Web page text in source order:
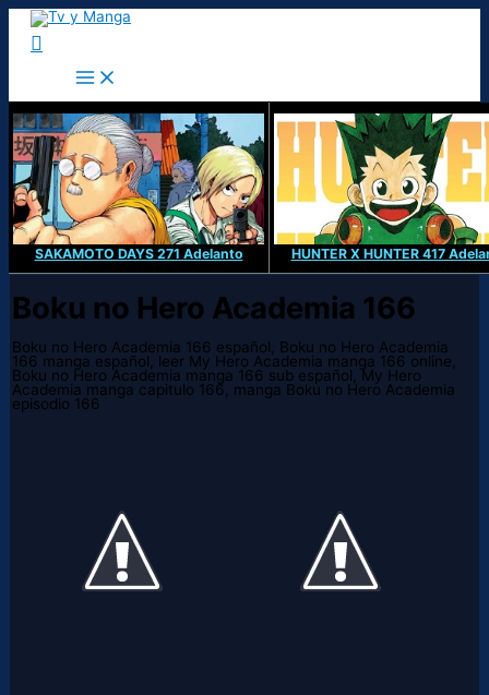
Ir
contenido
Buscar
SAKAMOTO DAYS 271 Adelanto HUNTER X HUNTER 417
Boku no Hero Academia 166
Boku no Hero Academia 166 español, Boku no Hero Academia
166 manga español, leer My Hero Academia manga 166 online,
Boku no Hero Academia manga 166 sub español, My Hero
Academia manga capitulo 166, manga Boku no Hero Academia
episodio 166